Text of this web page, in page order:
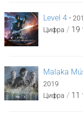
Level 4 •
Цифра / 19
Malaka
2019
Цифра / 11